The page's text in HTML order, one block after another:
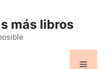
más libros
Menú